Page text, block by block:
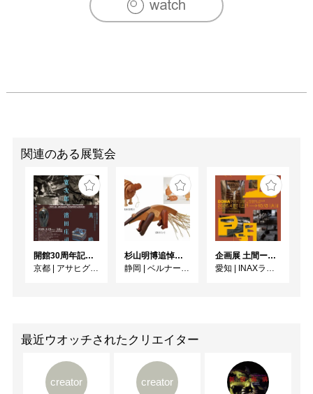
関連のある展覧会
開館30周年記念 山本爲三郎・河井寬次郎没後60年記念 「共鳴 河井寬次郎 × 濱田庄司 ー山本爲三郎コレクションより」
京都 | アサヒグループ大山崎山荘美術館
杉山明博追悼展 木とわたし―木工の妙技と美術教育
静岡 | ベルナール・ビュフェ美術館
企画展 土間ーつくって、つかって、再発見ー
愛知 | INAXライブミュージアム
最近ウオッチされたクリエイター
creator creator